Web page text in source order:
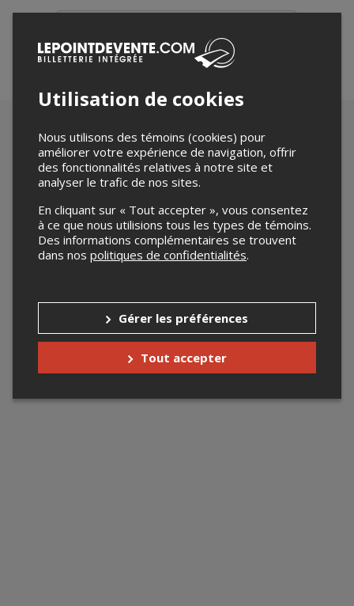
Utilisation de cookies
Nous utilisons des témoins (cookies) pour
améliorer votre expérience de navigation, offrir
des fonctionnalités relatives à notre site et
analyser le trafic de nos sites.
En cliquant sur « Tout accepter », vous consentez
à ce que nous utilisions tous les types de témoins.
Des informations complémentaires se trouvent
dans nos politiques de confidentialités.
Gérer les préférences
Tout accepter